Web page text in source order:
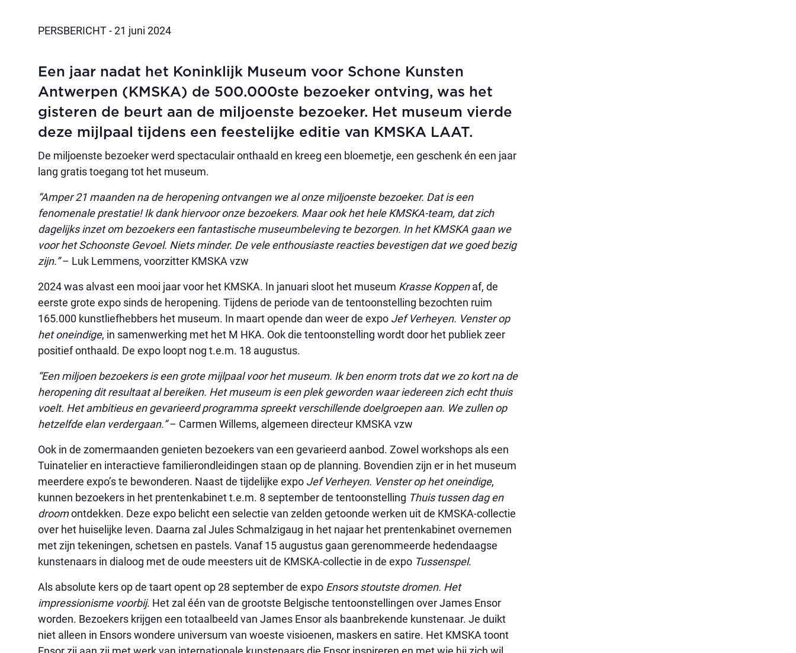
PERSBERICHT - 21 juni 2024
Een jaar nadat het Koninklijk Museum voor Schone Kunsten
Antwerpen (KMSKA) de 500.000ste bezoeker ontving, was het
gisteren de beurt aan de miljoenste bezoeker. Het museum vierde
deze mijlpaal tijdens een feestelijke editie van KMSKA LAAT.
De miljoenste bezoeker werd spectaculair onthaald en kreeg een bloemetje, een geschenk én een jaar
lang gratis toegang tot het museum.
“Amper 21 maanden na de heropening ontvangen we al onze miljoenste bezoeker. Dat is een
fenomenale prestatie! Ik dank hiervoor onze bezoekers. Maar ook het hele KMSKA-team, dat zich
dagelijks inzet om bezoekers een fantastische museumbeleving te bezorgen. In het KMSKA gaan we
voor het Schoonste Gevoel. Niets minder. De vele enthousiaste reacties bevestigen dat we goed bezig
zijn.”– Luk Lemmens, voorzitter KMSKA vzw
2024 was alvast een mooi jaar voor het KMSKA. In januari sloot het museum Krasse Koppenaf, de
eerste grote expo sinds de heropening. Tijdens de periode van de tentoonstelling bezochten ruim
165.000 kunstliefhebbers het museum. In maart opende dan weer de expo Jef Verheyen. Venster op
het oneindige, in samenwerking met het M HKA. Ook die tentoonstelling wordt door het publiek zeer
positief onthaald. De expo loopt nog t.e.m. 18 augustus.
“Een miljoen bezoekers is een grote mijlpaal voor het museum. Ik ben enorm trots dat we zo kort na de
heropening dit resultaat al bereiken. Het museum is een plek geworden waar iedereen zich echt thuis
voelt. Het ambitieus en gevarieerd programma spreekt verschillende doelgroepen aan. We zullen op
hetzelfde elan verdergaan.”– Carmen Willems, algemeen directeur KMSKA vzw
Ook in de zomermaanden genieten bezoekers van een gevarieerd aanbod. Zowel workshops als een
Tuinatelier en interactieve familierondleidingen staan op de planning. Bovendien zijn er in het museum
meerdere expo’s te bewonderen. Naast de tijdelijke expo Jef Verheyen. Venster op het oneindige,
kunnen bezoekers in het prentenkabinet t.e.m. 8 september de tentoonstelling Thuis tussen dag en
droomontdekken. Deze expo belicht een selectie van zelden getoonde werken uit de KMSKA-collectie
over het huiselijke leven. Daarna zal Jules Schmalzigaug in het najaar het prentenkabinet overnemen
met zijn tekeningen, schetsen en pastels. Vanaf 15 augustus gaan gerenommeerde hedendaagse
kunstenaars in dialoog met de oude meesters uit de KMSKA-collectie in de expo Tussenspel.
Als absolute kers op de taart opent op 28 september de expo Ensors stoutste dromen. Het
impressionisme voorbij. Het zal één van de grootste Belgische tentoonstellingen over James Ensor
worden. Bezoekers krijgen een totaalbeeld van James Ensor als baanbrekende kunstenaar. Je duikt
niet alleen in Ensors wondere universum van woeste visioenen, maskers en satire. Het KMSKA toont